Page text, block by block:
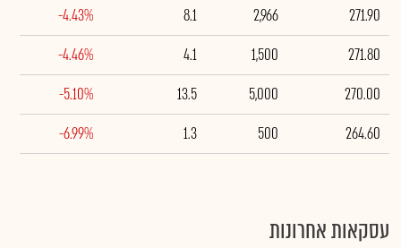
271.90
2,966
8.1
-4.43%
271.80
1,500
4.1
-4.46%
270.00
5,000
13.5
-5.10%
264.60
500
1.3
-6.99%
עסקאות אחרונות